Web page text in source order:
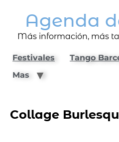
Agenda
Más información, más
Festivales Tango
Mas
Collage